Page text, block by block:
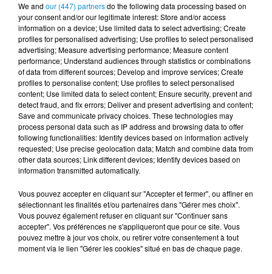
DERNIERS PODCASTS
24 juillet 2026
Les Zinformés - 24/07/26
23 juillet 2026
Les Zinformés - 23/07/26
We and our (447) partnersdo the following data processing based on
your consent and/or our legitimate interest: Store and/or access
information on a device; Use limited data to select advertising; Create
profiles for personalised advertising; Use profiles to select personalised
advertising; Measure advertising performance; Measure content
performance; Understand audiences through statistics or combinations
of data from different sources; Develop and improve services; Create
profiles to personalise content; Use profiles to select personalised
content; Use limited data to select content; Ensure security, prevent and
detect fraud, and fix errors; Deliver and present advertising and content;
Save and communicate privacy choices. These technologies may
process personal data such as IP address and browsing data to offer
following functionalities: Identify devices based on information actively
requested; Use precise geolocation data; Match and combine data from
other data sources; Link different devices; Identify devices based on
information transmitted automatically.
Vous pouvez accepter en cliquant sur "Accepter et fermer", ou affiner en
sélectionnant les finalités et/ou partenaires dans "Gérer mes choix".
Vous pouvez également refuser en cliquant sur "Continuer sans
accepter". Vos préférences ne s'appliqueront que pour ce site. Vous
pouvez mettre à jour vos choix, ou retirer votre consentement à tout
moment via le lien "Gérer les cookies" situé en bas de chaque page.